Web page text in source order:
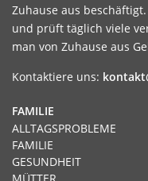
Zuhause aus
und prüft täglich viele
man von Zuhause aus
Kontaktiere uns:
FAMILIE
ALLTAGSPROBLEME
FAMILIE
GESUNDHEIT
MÜTTER